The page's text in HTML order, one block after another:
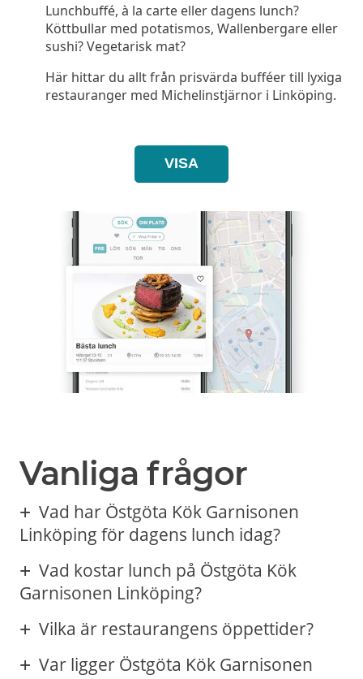
Lunchbuffé, à la carte eller dagens lunch?
Köttbullar med potatismos, Wallenbergare eller
sushi? Vegetarisk mat?
Här hittar du allt från prisvärda bufféer till lyxiga
restauranger med Michelinstjärnor i Linköping.
VISA
Vanliga frågor
Vad har Östgöta Kök Garnisonen
Linköping för dagens lunch idag?
Vad kostar lunch på Östgöta Kök
Garnisonen Linköping?
Vilka är restaurangens öppettider?
Var ligger Östgöta Kök Garnisonen